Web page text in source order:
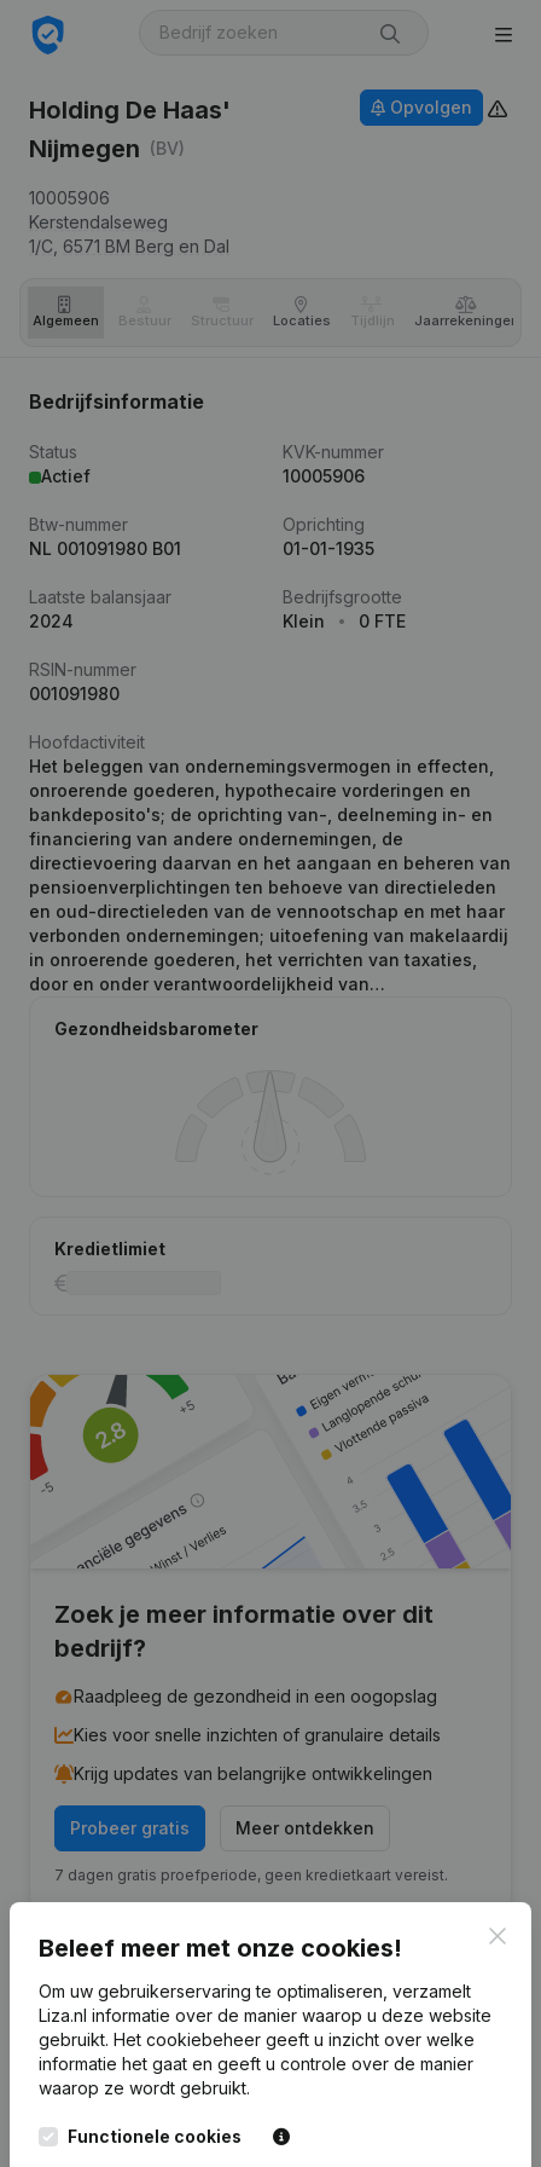
Holding De Haas'
Nijmegen (BV)
10005906
Kerstendalseweg
1/C, 6571 BM Berg en Dal
Opvolgen
Algemeen Bestuur Structuur Locaties Tijdlijn Jaar­rekeningen
Bedrijfsinformatie
Status
Actief
KVK-nummer
10005906
Btw-nummer
NL 001091980 B01
Oprichting
01-01-1935
Laatste balansjaar
2024
Bedrijfsgrootte
Klein
0 FTE
RSIN-nummer
001091980
Hoofdactiviteit
Het beleggen van ondernemingsvermogen in effecten,
onroerende goederen, hypothecaire vorderingen en
bankdeposito's; de oprichting van-, deelneming in- en
financiering van andere ondernemingen, de
directievoering daarvan en het aangaan en beheren van
pensioenverplichtingen ten behoeve van directieleden
en oud-directieleden van de vennootschap en met haar
verbonden ondernemingen; uitoefening van makelaardij
in onroerende goederen, het verrichten van taxaties,
door en onder verantwoordelijkheid van…
Gezondheidsbarometer
Kredietlimiet
Zoek je meer informatie over dit
bedrijf?
Raadpleeg de gezondheid in een oogopslag
Kies voor snelle inzichten of granulaire details
Krijg updates van belangrijke ontwikkelingen
Probeer gratis Meer ontdekken
7 dagen gratis proefperiode, geen kredietkaart vereist.
Financiële gegevensvan Holding De
Haas' Nijmegen
2024 2023
Beleef meer met onze cookies!
Om uw gebruikerservaring te optimaliseren, verzamelt
Liza.nl informatie over de manier waarop u deze website
gebruikt. Het cookiebeheer geeft u inzicht over welke
informatie het gaat en geeft u controle over de manier
waarop ze wordt gebruikt.
Functionele cookies